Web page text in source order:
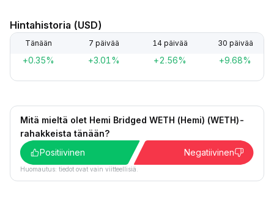
Hintahistoria (USD)
Tänään 7 päivää 14 päivää 30 päivää
+0.35% +3.01% +2.56% +9.68%
Mitä mieltä olet Hemi Bridged WETH (Hemi) (WETH)-
rahakkeista tänään?
Positiivinen
Negatiivinen
Huomautus: tiedot ovat vain viitteellisiä.